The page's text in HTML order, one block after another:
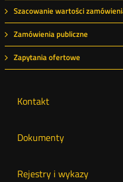
Szacowanie wartości
Zamówienia publiczne
Zapytania ofertowe
Kontakt
Dokumenty
Rejestry i wykazy